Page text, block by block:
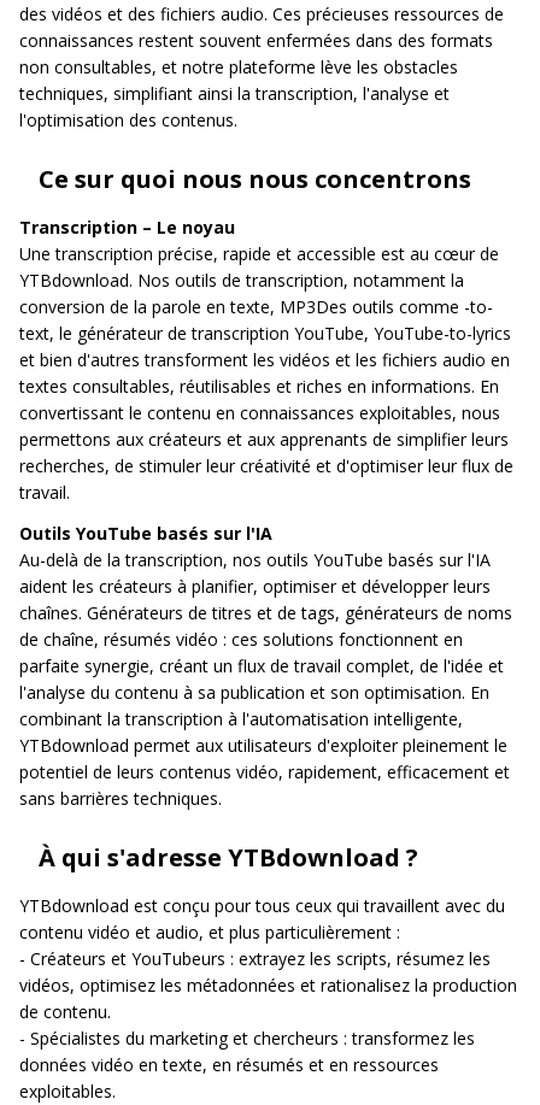
des vidéos et des fichiers audio. Ces précieuses ressources de
connaissances restent souvent enfermées dans des formats
non consultables, et notre plateforme lève les obstacles
techniques, simplifiant ainsi la transcription, l'analyse et
l'optimisation des contenus.
Ce sur quoi nous nous concentrons
Transcription – Le noyau
Une transcription précise, rapide et accessible est au cœur de
YTBdownload. Nos outils de transcription, notamment la
conversion de la parole en texte, MP3Des outils comme -to-
text, le générateur de transcription YouTube, YouTube-to-lyrics
et bien d'autres transforment les vidéos et les fichiers audio en
textes consultables, réutilisables et riches en informations. En
convertissant le contenu en connaissances exploitables, nous
permettons aux créateurs et aux apprenants de simplifier leurs
recherches, de stimuler leur créativité et d'optimiser leur flux de
travail.
Outils YouTube basés sur l'IA
Au-delà de la transcription, nos outils YouTube basés sur l'IA
aident les créateurs à planifier, optimiser et développer leurs
chaînes. Générateurs de titres et de tags, générateurs de noms
de chaîne, résumés vidéo : ces solutions fonctionnent en
parfaite synergie, créant un flux de travail complet, de l'idée et
l'analyse du contenu à sa publication et son optimisation. En
combinant la transcription à l'automatisation intelligente,
YTBdownload permet aux utilisateurs d'exploiter pleinement le
potentiel de leurs contenus vidéo, rapidement, efficacement et
sans barrières techniques.
À qui s'adresse YTBdownload ?
YTBdownload est conçu pour tous ceux qui travaillent avec du
contenu vidéo et audio, et plus particulièrement :
- Créateurs et YouTubeurs : extrayez les scripts, résumez les
vidéos, optimisez les métadonnées et rationalisez la production
de contenu.
- Spécialistes du marketing et chercheurs : transformez les
données vidéo en texte, en résumés et en ressources
exploitables.